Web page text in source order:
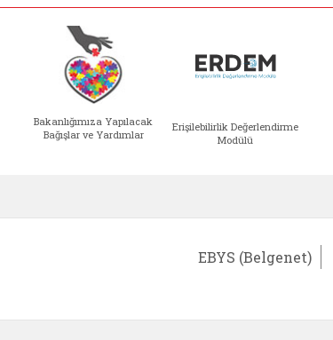
Bakanlığımıza Yapılacak
Bağışlar ve Yardımlar
Erişilebilirlik Değerlendirme
Modülü
EBYS (Belgenet)